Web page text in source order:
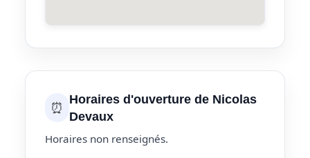
⏰ Horaires d'ouverture de Nicolas
Devaux
Horaires non renseignés.